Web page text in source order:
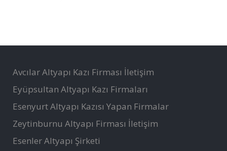
Avcılar Altyapı Kazı Firması İletişim
Eyüpsultan Altyapı Kazı Firmaları
Esenyurt Altyapı Kazısı Yapan Firmalar
Zeytinburnu Altyapı Firması İletişim
Esenler Altyapı Şirketi